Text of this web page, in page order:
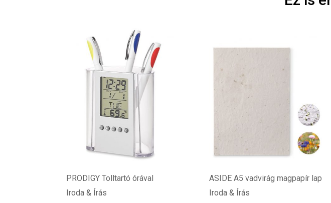
PRODIGY Tolltartó órával
Iroda & Írás
ASIDE A5 vadvirág magpapír lap
Iroda & Írás